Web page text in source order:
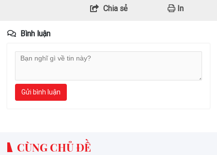
Chia sẻ In
Bình luận
Gửi bình luận
CÙNG CHỦ ĐỀ